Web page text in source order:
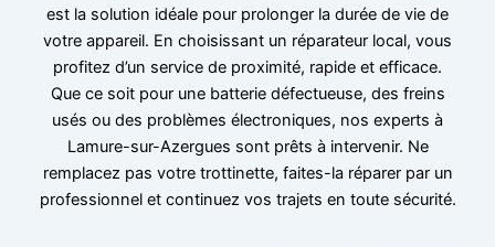
est la solution idéale pour prolonger la durée de vie de
votre appareil. En choisissant un réparateur local, vous
profitez d’un service de proximité, rapide et efficace.
Que ce soit pour une batterie défectueuse, des freins
usés ou des problèmes électroniques, nos experts à
Lamure-sur-Azergues sont prêts à intervenir. Ne
remplacez pas votre trottinette, faites-la réparer par un
professionnel et continuez vos trajets en toute sécurité.